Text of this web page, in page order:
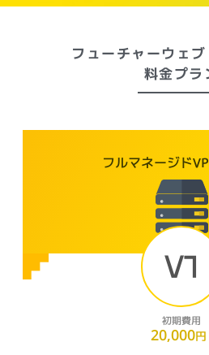
フューチャーウェ
料金プラ
フルマネージド
V1
初期費用
20,000円